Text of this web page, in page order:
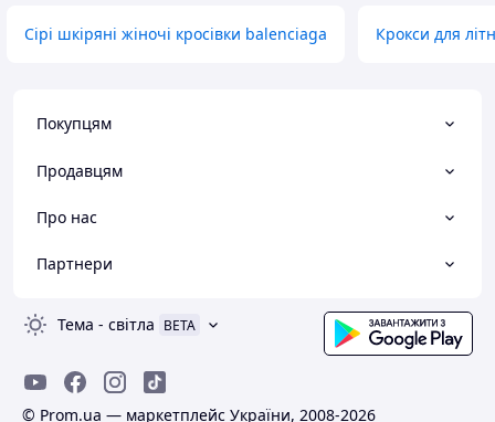
Сірі шкіряні жіночі кросівки balenciaga Крокси для
Покупцям
Продавцям
Про нас
Партнери
Тема - світла BETA
© Prom.ua — маркетплейс України, 2008-2026